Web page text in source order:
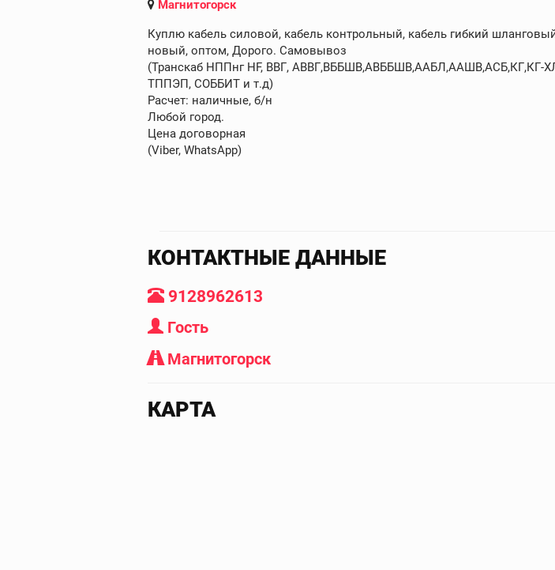
Магнитогорск
Куплю кабель силовой, кабель контрольный, кабель гибкий
новый, оптом, Дорого. Самовывоз
(Транскаб НППнг HF, ВВГ,
ТППЭП, СОББИТ и т.д)
Расчет: наличные, б/н
Любой город.
Цена договорная
(Viber, WhatsApp)
КОНТАКТНЫЕ ДАННЫЕ
9128962613
Гость
Магнитогорск
КАРТА